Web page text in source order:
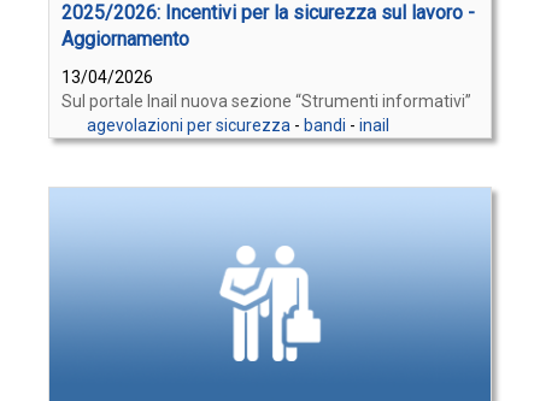
2025/2026: Incentivi per la sicurezza sul lavoro -
Aggiornamento
13/04/2026
Sul portale Inail nuova sezione “Strumenti informativi”
agevolazioni per sicurezza- bandi - inail